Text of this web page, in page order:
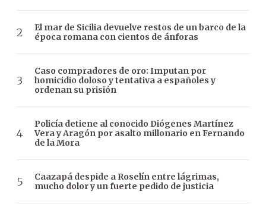
El mar de Sicilia devuelve restos de un barco de la
época romana con cientos de ánforas
Caso compradores de oro: Imputan por
homicidio doloso y tentativa a españoles y
ordenan su prisión
Policía detiene al conocido Diógenes Martínez
Vera y Aragón por asalto millonario en Fernando
de la Mora
Caazapá despide a Roselín entre lágrimas,
mucho dolor y un fuerte pedido de justicia